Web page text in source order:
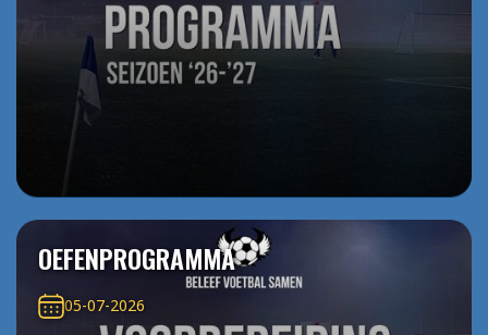
OEFENPROGRAMMA
05-07-2026